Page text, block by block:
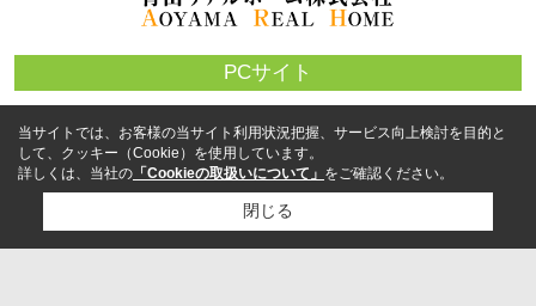
PCサイト
当サイトでは、お客様の当サイト利用状況把握、サービス向上検討を目的と
して、クッキー（Cookie）を使用しています。
詳しくは、当社の 「Cookieの取扱いについて」 をご確認ください。
閉じる